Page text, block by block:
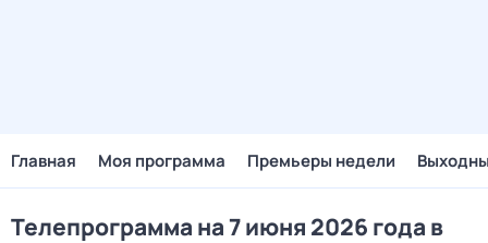
Главная Моя программа Премьеры недели
Телепрограмма на 7 июня 2026 года в